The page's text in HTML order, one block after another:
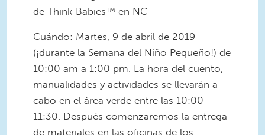
de Think Babies™ en NC
Cuándo: Martes, 9 de abril de 2019
(¡durante la Semana del Niño Pequeño!) de
10:00 am a 1:00 pm. La hora del cuento,
manualidades y actividades se llevarán a
cabo en el área verde entre las 10:00-
11:30. Después comenzaremos la entrega
de materiales en las oficinas de los